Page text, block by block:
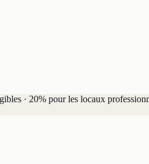
· 20% pour les locaux